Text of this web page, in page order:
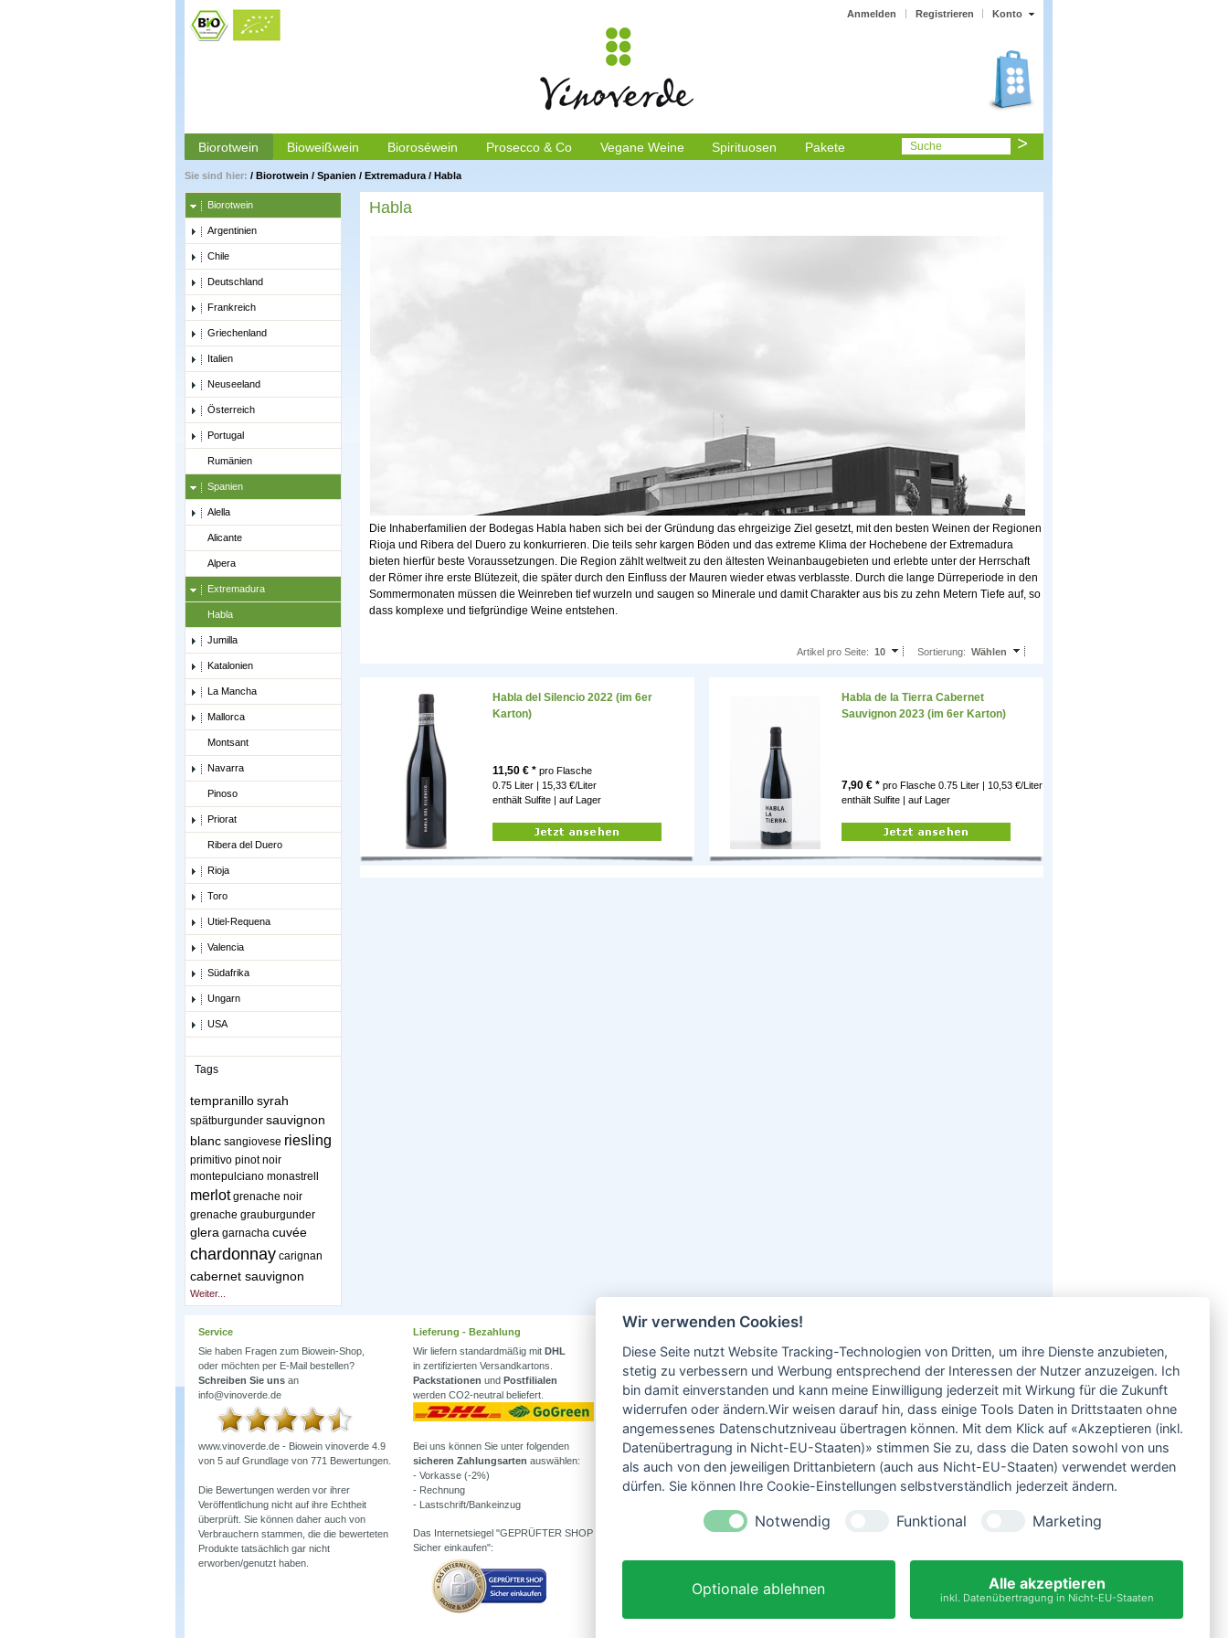
Konto
Anmelden Registrieren
Biorotwein Bioweißwein Bioroséwein Prosecco & Co Vegane Weine Spirituosen Pakete Suche
Sie sind hier: / Biorotwein / Spanien / Extremadura / Habla
Biorotwein
Argentinien
Chile
Deutschland
Frankreich
Griechenland
Italien
Neuseeland
Österreich
Portugal
Rumänien
Spanien
Alella
Alicante
Alpera
Extremadura
Habla
Jumilla
Katalonien
La Mancha
Mallorca
Montsant
Navarra
Pinoso
Priorat
Ribera del Duero
Rioja
Toro
Utiel-Requena
Valencia
Südafrika
Ungarn
USA
Tags
tempranillosyrah
spätburgunder sauvignon
blanc sangiovese riesling
primitivo pinot noir
montepulciano monastrell
merlot grenache noir
grenache grauburgunder
glera garnacha cuvée
chardonnay carignan
cabernet sauvignon
Weiter...
Habla
Die Inhaberfamilien der Bodegas Habla haben sich bei der Gründung das ehrgeizige Ziel gesetzt, mit den besten Weinen der Regionen
Rioja und Ribera del Duero zu konkurrieren. Die teils sehr kargen Böden und das extreme Klima der Hochebene der Extremadura
bieten hierfür beste Voraussetzungen. Die Region zählt weltweit zu den ältesten Weinanbaugebieten und erlebte unter der Herrschaft
der Römer ihre erste Blütezeit, die später durch den Einfluss der Mauren wieder etwas verblasste. Durch die lange Dürreperiode in den
Sommermonaten müssen die Weinreben tief wurzeln und saugen so Minerale und damit Charakter aus bis zu zehn Metern Tiefe auf, so
dass komplexe und tiefgründige Weine entstehen.
Sortierung: Wählen
Artikel pro Seite: 10
Habla del Silencio 2022 (im 6er
Karton)
11,50 € * pro Flasche
0.75 Liter | 15,33 €/Liter
enthält Sulfite | auf Lager
Habla de la Tierra Cabernet
Sauvignon 2023 (im 6er Karton)
7,90 € * pro Flasche 0.75 Liter | 10,53 €/Liter
enthält Sulfite | auf Lager
Service
Sie haben Fragen zum Biowein-Shop,
oder möchten per E-Mail bestellen?
Schreiben Sie uns an
info@vinoverde.de
www.vinoverde.de - Biowein vinoverde 4.9
von 5 auf Grundlage von 771 Bewertungen.
Die Bewertungen werden vor ihrer
Veröffentlichung nicht auf ihre Echtheit
überprüft. Sie können daher auch von
Verbrauchern stammen, die die bewerteten
Produkte tatsächlich gar nicht
erworben/genutzt haben.
Lieferung - Bezahlung
Wir liefern standardmäßig mit DHL
in zertifizierten Versandkartons.
Packstationen und Postfilialen
werden CO2-neutral beliefert.
Bei uns können Sie unter folgenden
sicheren Zahlungsarten auswählen:
- Vorkasse (-2%)
- Rechnung
- Lastschrift/Bankeinzug
Das Internetsiegel "GEPRÜFTER SHOP –
Sicher einkaufen":
Wissenswertes
Erfahren Sie mehr über
Biowein in unserem Blog
oder Folgen Sie uns!
Facebook
Instagram
Veganer Wein
Was ist Weinstein?
Wine in Moderation - bewußt genießen
Neben einem ausgesuchten Sortiment an
Biowein, Biospirituosen und Biofeinkost bieten
wir Ihnen u.a. folgende
Vorteile
große Auswahl
nur 5,79 EUR Versand (DE)
ab 95 EUR frei Haus (DE)
14 Tage Rückgaberecht
sichere Zahlung
Kauf auf Rechnung
Bio-zertifizierter Shop
Wir verwenden Cookies!
Diese Seite nutzt Website Tracking-Technologien von Dritten, um ihre Dienste anzubieten,
stetig zu verbessern und Werbung entsprechend der Interessen der Nutzer anzuzeigen. Ich
bin damit einverstanden und kann meine Einwilligung jederzeit mit Wirkung für die Zukunft
widerrufen oder ändern.Wir weisen darauf hin, dass einige Tools Daten in Drittstaaten ohne
angemessenes Datenschutzniveau übertragen können. Mit dem Klick auf «Akzeptieren (inkl.
Datenübertragung in Nicht-EU-Staaten)» stimmen Sie zu, dass die Daten sowohl von uns
als auch von den jeweiligen Drittanbietern (auch aus Nicht-EU-Staaten) verwendet werden
dürfen. Sie können Ihre Cookie-Einstellungen selbstverständlich jederzeit ändern.
Notwendig Funktional Marketing
Optionale ablehnen Alle akzeptieren
inkl. Datenübertragung in Nicht-EU-Staaten